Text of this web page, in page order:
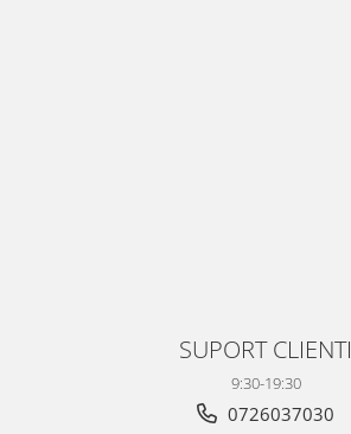
SUPORT CLIENTI
9:30-19:30
0726037030